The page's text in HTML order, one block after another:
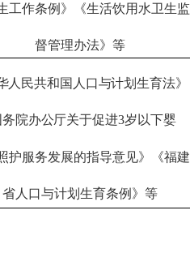
工作条例》《生活饮用水卫生监
督管理办法》等
人民共和国人口与计划生育法》
务院办公厅关于促进3岁以下婴
护服务发展的指导意见》《福建
省人口与计划生育条例》等